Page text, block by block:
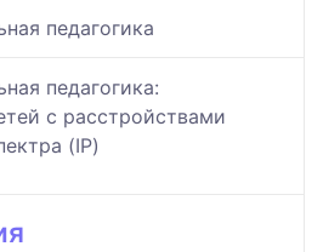
педагогика
педагогика:
с расстройствами
(IP)